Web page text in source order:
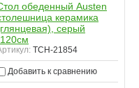
обеденный Austen
керамика
серый
TCH-21854
Добавить к сравнению